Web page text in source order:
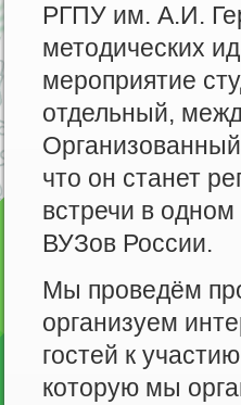
РГПУ им. А.И.
методических
мероприятие
отдельный,
что он станет
встречи в
ВУЗов России.
Мы проведём
организуем
гостей к
которую мы